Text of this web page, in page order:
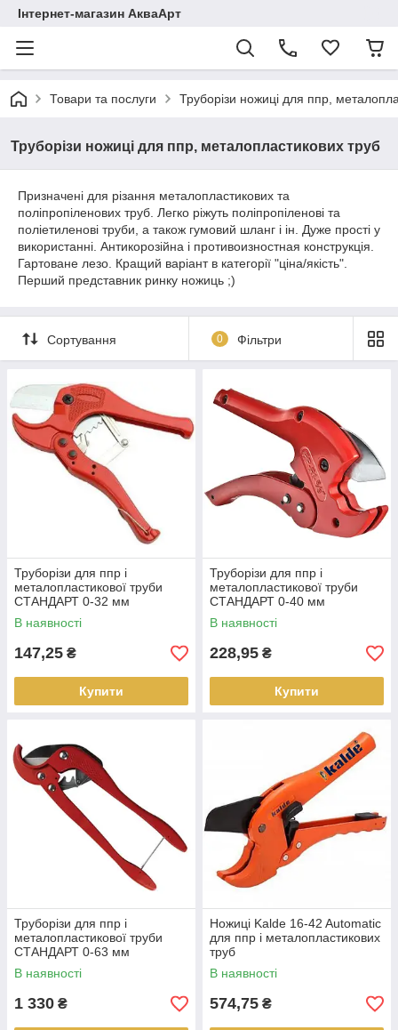
Інтернет-магазин АкваАрт
Товари та послуги Труборізи ножиці для ппр,
Труборізи ножиці для ппр, металопластикових труб
Призначені для різання металопластикових та
поліпропіленових труб. Легко ріжуть поліпропіленові та
поліетиленові труби, а також гумовий шланг і ін. Дуже прості у
використанні. Антикорозійна і противоизностная конструкція.
Гартоване лезо. Кращий варіант в категорії "ціна/якість".
Перший представник ринку ножиць ;)
Сортування 0 Фільтри
Труборізи для ппр і
металопластикової труби
СТАНДАРТ 0-32 мм
В наявності
147,25 ₴
Купити
Труборізи для ппр і
металопластикової труби
СТАНДАРТ 0-40 мм
В наявності
228,95 ₴
Купити
Труборізи для ппр і
металопластикової труби
СТАНДАРТ 0-63 мм
В наявності
1 330 ₴
Ножиці Kalde 16-42 Automatic
для ппр і металопластикових
труб
В наявності
574,75 ₴